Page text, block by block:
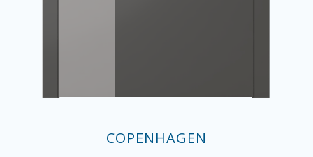
COPENHAGEN